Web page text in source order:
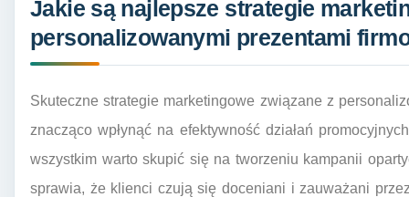
Jakie są najlepsze strategie
personalizowanymi prezentami
Skuteczne strategie marketingowe związane z
znacząco wpłynąć na efektywność działań
wszystkim warto skupić się na tworzeniu kampanii
sprawia, że klienci czują się doceniani i zauważani